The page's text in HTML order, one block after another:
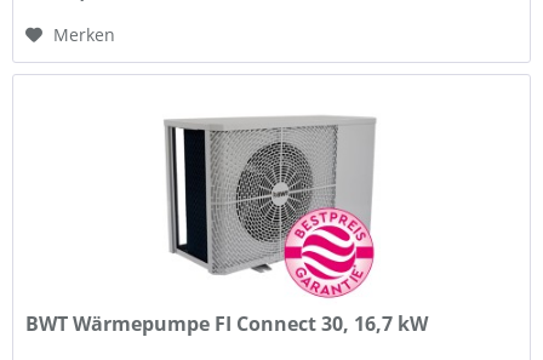
Merken
BWT Wärmepumpe FI Connect 30, 16,7 kW